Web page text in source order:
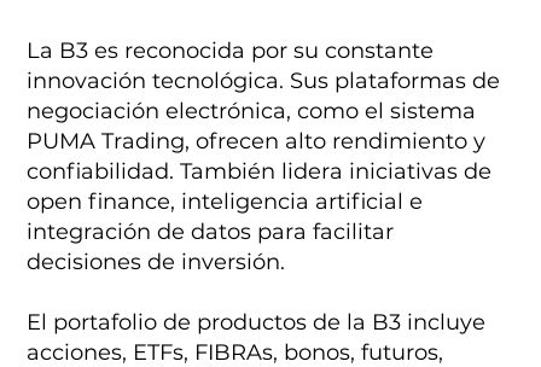
La B3 es reconocida por su constante
innovación tecnológica. Sus plataformas de
negociación electrónica, como el sistema
PUMA Trading, ofrecen alto rendimiento y
confiabilidad. También lidera iniciativas de
open finance, inteligencia artificial e
integración de datos para facilitar
decisiones de inversión.
El portafolio de productos de la B3 incluye
acciones, ETFs, FIBRAs, bonos, futuros,